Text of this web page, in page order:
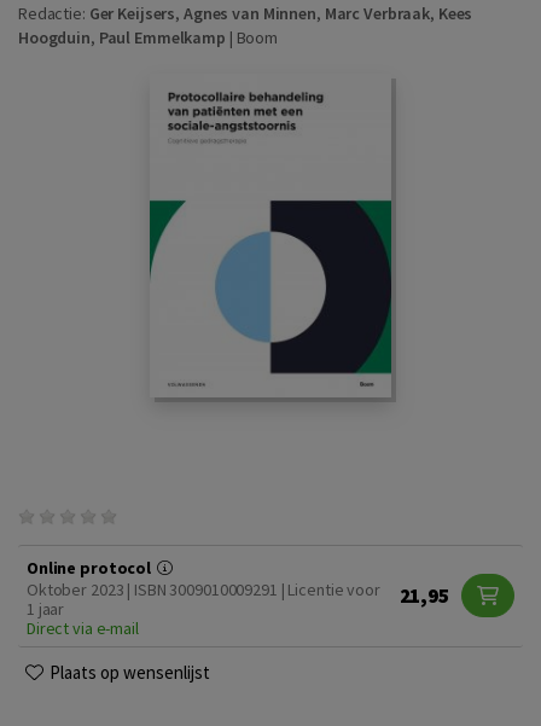
Redactie: Ger Keijsers, Agnes van Minnen, Marc Verbraak, Kees
Hoogduin, Paul Emmelkamp | Boom
Online protocol
Oktober 2023 | ISBN 3009010009291 | Licentie voor
1 jaar
Direct via e-mail
21,95
Plaats op wensenlijst